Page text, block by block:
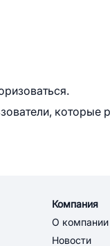
которые
Компания
О компании
Новости